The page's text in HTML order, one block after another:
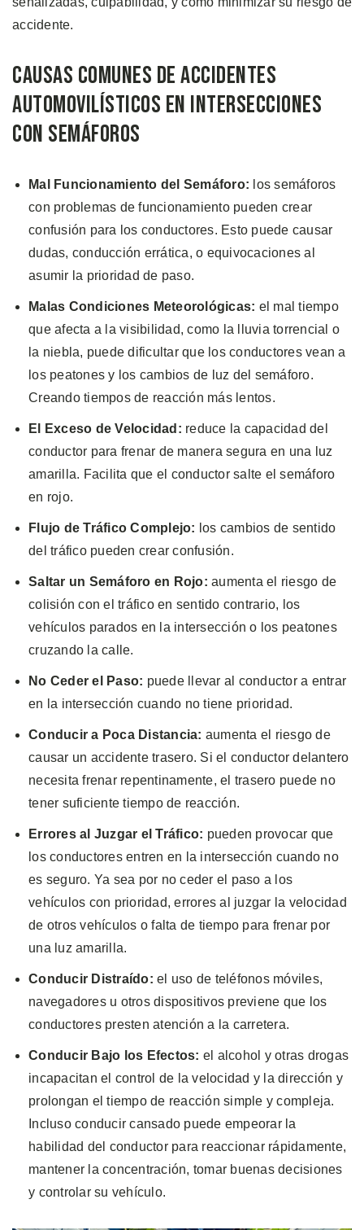
accidente.
Causas Comunes de Accidentes
Automovilísticos en Intersecciones
con Semáforos
Mal Funcionamiento del Semáforo: los semáforos
con problemas de funcionamiento pueden crear
confusión para los conductores. Esto puede causar
dudas, conducción errática, o equivocaciones al
asumir la prioridad de paso.
Malas Condiciones Meteorológicas: el mal tiempo
que afecta a la visibilidad, como la lluvia torrencial o
la niebla, puede dificultar que los conductores vean a
los peatones y los cambios de luz del semáforo.
Creando tiempos de reacción más lentos.
El Exceso de Velocidad: reduce la capacidad del
conductor para frenar de manera segura en una luz
amarilla. Facilita que el conductor salte el semáforo
en rojo.
Flujo de Tráfico Complejo: los cambios de sentido
del tráfico pueden crear confusión.
Saltar un Semáforo en Rojo: aumenta el riesgo de
colisión con el tráfico en sentido contrario, los
vehículos parados en la intersección o los peatones
cruzando la calle.
No Ceder el Paso: puede llevar al conductor a entrar
en la intersección cuando no tiene prioridad.
Conducir a Poca Distancia: aumenta el riesgo de
causar un accidente trasero. Si el conductor delantero
necesita frenar repentinamente, el trasero puede no
tener suficiente tiempo de reacción.
Errores al Juzgar el Tráfico: pueden provocar que
los conductores entren en la intersección cuando no
es seguro. Ya sea por no ceder el paso a los
vehículos con prioridad, errores al juzgar la velocidad
de otros vehículos o falta de tiempo para frenar por
una luz amarilla.
Conducir Distraído: el uso de teléfonos móviles,
navegadores u otros dispositivos previene que los
conductores presten atención a la carretera.
Conducir Bajo los Efectos: el alcohol y otras drogas
incapacitan el control de la velocidad y la dirección y
prolongan el tiempo de reacción simple y compleja.
Incluso conducir cansado puede empeorar la
habilidad del conductor para reaccionar rápidamente,
mantener la concentración, tomar buenas decisiones
y controlar su vehículo.